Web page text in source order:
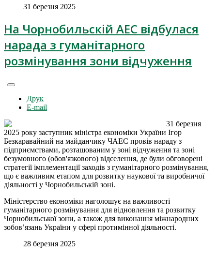
31 березня 2025
На Чорнобильскій АЕС відбулася
нарада з гуманітарного
розмінування зони відчуження
Друк
E-mail
31 березня
2025 року заступник міністра економіки України Ігор
Безкаравайний на майданчику ЧАЕС провів нараду з
підприємствами, розташованим у зоні відчуження та зоні
безумовного (обов'язкового) відселення, де були обговорені
стратегії імплементації заходів з гуманітарного розмінування,
що є важливим етапом для розвитку наукової та виробничої
діяльності у Чорнобильській зоні.
Міністерство економіки наголошує на важливості
гуманітарного розмінування для відновлення та розвитку
Чорнобильської зони, а також для виконання міжнародних
зобов’язань України у сфері протимінної діяльності.
28 березня 2025